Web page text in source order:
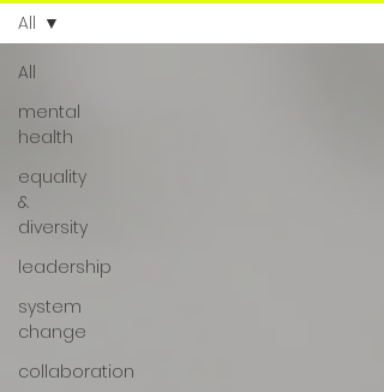
All
mental
health
equality
&
diversity
leadership
system
change
collaboration
All